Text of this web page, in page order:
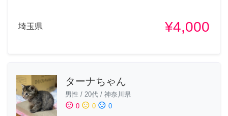
埼玉県 ¥4,000
ターナちゃん
男性 / 20代 / 神奈川県
sentiment_satisfied 0 sentiment_neutral 0 sentiment_dissatisfied 0